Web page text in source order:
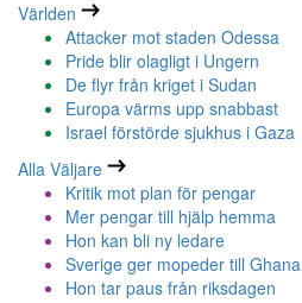
Världen
Attacker mot staden Odessa
Pride blir olagligt i Ungern
De flyr från kriget i Sudan
Europa värms upp snabbast
Israel förstörde sjukhus i Gaza
Alla Väljare
Kritik mot plan för pengar
Mer pengar till hjälp hemma
Hon kan bli ny ledare
Sverige ger mopeder till Ghana
Hon tar paus från riksdagen